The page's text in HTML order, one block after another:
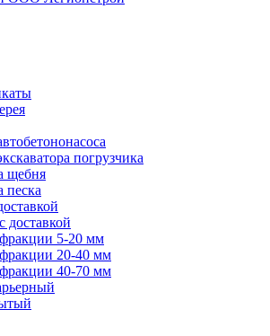
погрузчика
щебня
песка
доставкой
5-20 мм
20-40 мм
40-70 мм